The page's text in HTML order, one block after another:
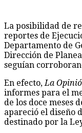
La posibilidad de
reportes de
Departamento de
Dirección de
seguían
En efecto,La
informes para el
de los doce meses
apareció el diseño
destinado por la